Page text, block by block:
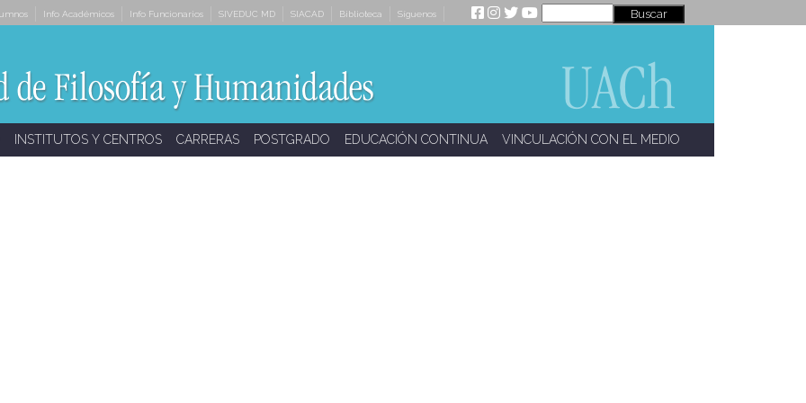
Info Académicos Info Funcionarios SIVEDUC MD SIACAD Biblioteca Síguenos
INSTITUTOS Y CENTROS CARRERAS POSTGRADO EDUCACIÓN CONTINUA VINCULACIÓN CON EL MEDIO